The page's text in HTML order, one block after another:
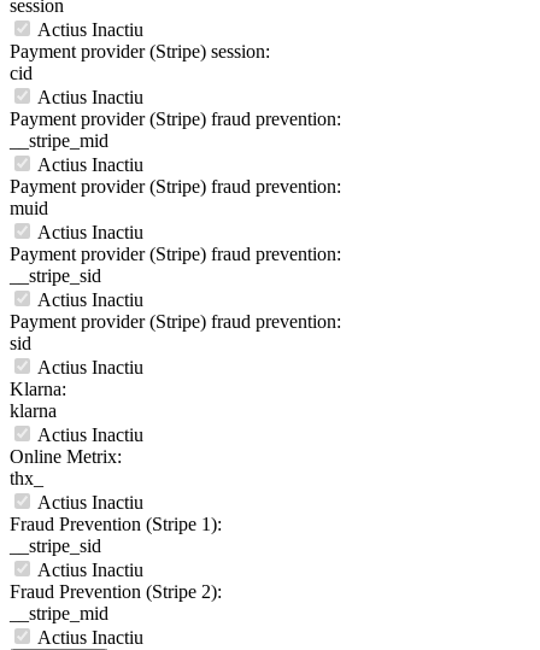
session
Actius Inactiu
Payment provider (Stripe) session:
cid
Actius Inactiu
Payment provider (Stripe) fraud prevention:
__stripe_mid
Actius Inactiu
Payment provider (Stripe) fraud prevention:
muid
Actius Inactiu
Payment provider (Stripe) fraud prevention:
__stripe_sid
Actius Inactiu
Payment provider (Stripe) fraud prevention:
sid
Actius Inactiu
Klarna:
klarna
Actius Inactiu
Online Metrix:
thx_
Actius Inactiu
Fraud Prevention (Stripe 1):
__stripe_sid
Actius Inactiu
Fraud Prevention (Stripe 2):
__stripe_mid
Actius Inactiu